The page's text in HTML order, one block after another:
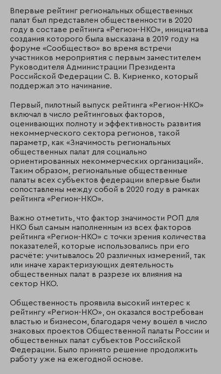
Впервые рейтинг региональных общественных
палат был представлен общественности в 2020
году в составе рейтинга «Регион-НКО», инициатива
создания которого была высказана в 2019 году на
форуме «Сообщество» во время встречи
участников мероприятия с первым заместителем
Руководителя Администрации Президента
Российской Федерации С. В. Кириенко, который
поддержал это начинание.
Первый, пилотный выпуск рейтинга «Регион-НКО»
включал в число рейтинговых факторов,
оценивающих полноту и эффективность развития
некоммерческого сектора регионов, такой
параметр, как «Значимость региональных
общественных палат для социально
ориентированных некоммерческих организаций».
Таким образом, региональные общественные
палаты всех субъектов федерации впервые были
сопоставлены между собой в 2020 году в рамках
рейтинга «Регион-НКО».
Важно отметить, что фактор значимости РОП для
НКО был самым наполненным из всех факторов
рейтинга «Регион-НКО» с точки зрения количества
показателей, которые использовались при его
расчёте: учитывалось 20 различных измерений, так
или иначе характеризующих деятельность
общественных палат в разрезе их влияния на
сектор НКО.
Общественность проявила высокий интерес к
рейтингу «Регион-НКО», он оказался востребован
властью и бизнесом, благодаря чему вошёл в число
знаковых проектов Общественной палаты России и
общественных палат субъектов Российской
Федерации. Было принято решение продолжить
работу уже на ежегодной основе.